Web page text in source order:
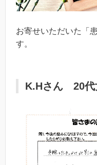
お寄せいただいた「
す。
K.Hさん 20代